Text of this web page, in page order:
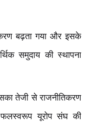
बढ़ता गया और इसके
समुदाय की स्थापना
तेजी से राजनीतिकरण
यूरोप संघ की